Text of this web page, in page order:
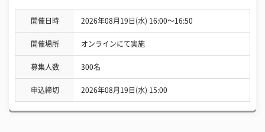
開催日時 2026年08月19日(水) 16:00〜16:50
開催場所 オンラインにて実施
募集人数 300名
申込締切 2026年08月19日(水) 15:00